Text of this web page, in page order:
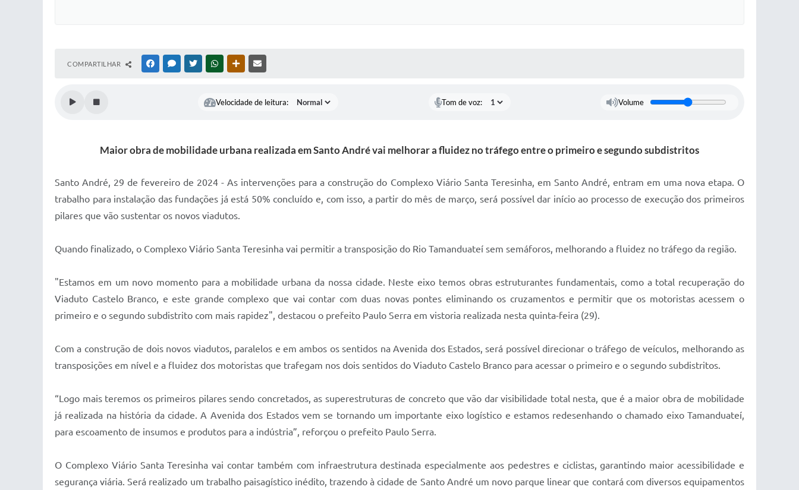
COMPARTILHAR FACEBOOKMESSENGER
TWITTERWHATSAPPOUTRAS MÍDIAS
Velocidade de leitura: Tom de voz: Volume
Maior obra de mobilidade urbana realizada em Santo André vai melhorar a fluidez no tráfego entre o primeiro e segundo subdistritos
Santo André, 29 de fevereiro de 2024 - As intervenções para a construção do Complexo Viário Santa Teresinha, em Santo André, entram em uma nova etapa. O
trabalho para instalação das fundações já está 50% concluído e, com isso, a partir do mês de março, será possível dar início ao processo de execução dos primeiros
pilares que vão sustentar os novos viadutos.
Quando finalizado, o Complexo Viário Santa Teresinha vai permitir a transposição do Rio Tamanduateí sem semáforos, melhorando a fluidez no tráfego da região.
"Estamos em um novo momento para a mobilidade urbana da nossa cidade. Neste eixo temos obras estruturantes fundamentais, como a total recuperação do
Viaduto Castelo Branco, e este grande complexo que vai contar com duas novas pontes eliminando os cruzamentos e permitir que os motoristas acessem o
primeiro e o segundo subdistrito com mais rapidez", destacou o prefeito Paulo Serra em vistoria realizada nesta quinta-feira (29).
Com a construção de dois novos viadutos, paralelos e em ambos os sentidos na Avenida dos Estados, será possível direcionar o tráfego de veículos, melhorando as
transposições em nível e a fluidez dos motoristas que trafegam nos dois sentidos do Viaduto Castelo Branco para acessar o primeiro e o segundo subdistritos.
“Logo mais teremos os primeiros pilares sendo concretados, as superestruturas de concreto que vão dar visibilidade total nesta, que é a maior obra de mobilidade
já realizada na história da cidade. A Avenida dos Estados vem se tornando um importante eixo logístico e estamos redesenhando o chamado eixo Tamanduateí,
para escoamento de insumos e produtos para a indústria”, reforçou o prefeito Paulo Serra.
O Complexo Viário Santa Teresinha vai contar também com infraestrutura destinada especialmente aos pedestres e ciclistas, garantindo maior acessibilidade e
segurança viária. Será realizado um trabalho paisagístico inédito, trazendo à cidade de Santo André um novo parque linear que contará com diversos equipamentos